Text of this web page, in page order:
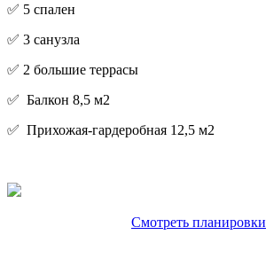
✅ 5 спален
✅ 3 санузла
✅ 2 большие террасы
✅ Балкон 8,5 м2
✅ Прихожая-гардеробная 12,5 м2
Смотреть планировки